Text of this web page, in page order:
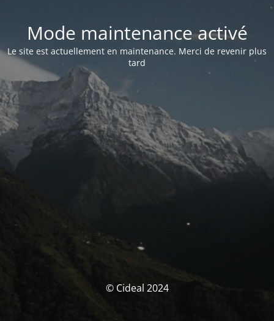
Mode maintenance activé
Le site est actuellement en maintenance. Merci de revenir plus
tard
© Cideal 2024